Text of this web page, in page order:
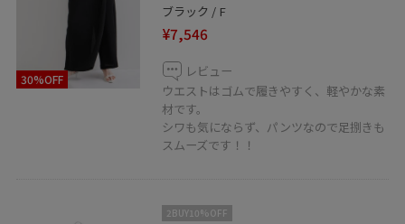
30%OFF
ブラック / F
¥7,546
レビュー
ウエストはゴムで履きやすく、軽やかな素
材です。
シワも気にならず、パンツなので足捌きも
スムーズです！！
2BUY10%OFF